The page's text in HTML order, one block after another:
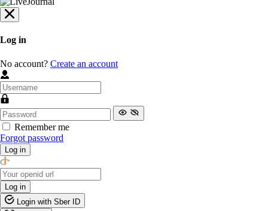
Log in
No account? Create an account
Remember me
Forgot password
Log in
Log in
Login with Sber ID